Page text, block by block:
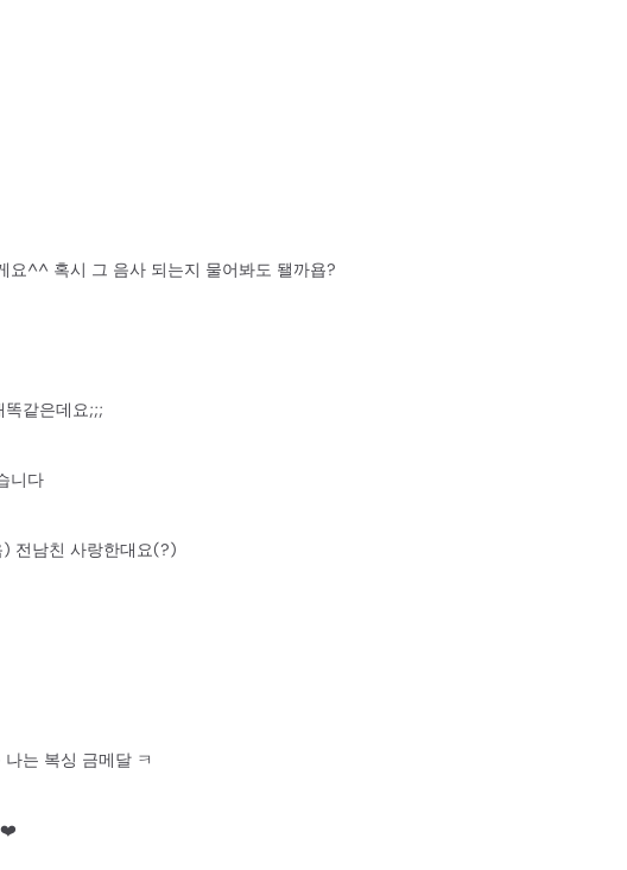
요^^ 혹시 그 음사 되는지 물어봐도 됄까욥?
똑같은데요;;;
니다
전남친 사랑한대요(?)
는 복싱 금메달 ㅋ
❤️